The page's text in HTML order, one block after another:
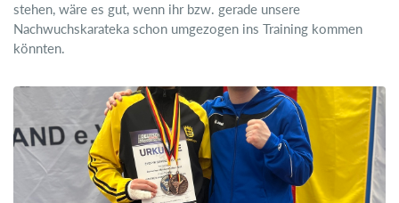
stehen, wäre es gut, wenn ihr bzw. gerade unsere
Nachwuchskarateka schon umgezogen ins Training kommen
könnten.